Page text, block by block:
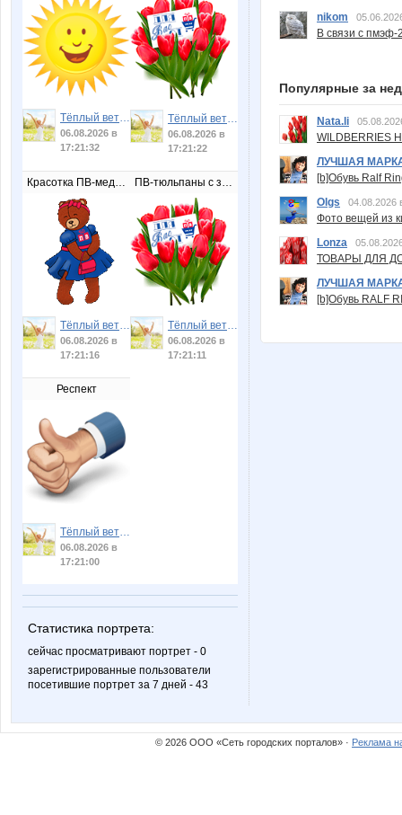
Тёплый ветер
06.08.2026 в
17:21:32
Тёплый ветер
06.08.2026 в
17:21:22
Красотка ПВ-медведица
Тёплый ветер
06.08.2026 в
17:21:16
ПВ-тюльпаны с запиской
Тёплый ветер
06.08.2026 в
17:21:11
Респект
Тёплый ветер
06.08.2026 в
17:21:00
Статистика портрета:
сейчас просматривают портрет - 0
зарегистрированные пользователи
посетившие портрет за 7 дней - 43
nikom
В связи с пмэф-
Популярные за
Nata.li
ЛУЧШАЯ
[b]Обувь Ralf
Olgs
04.08.2026
Фото вещей из
Lonza
ТОВАРЫ ДЛЯ
ЛУЧШАЯ
[b]Обувь RALF
© 2026 ООО «Сеть городских порталов» · Реклама